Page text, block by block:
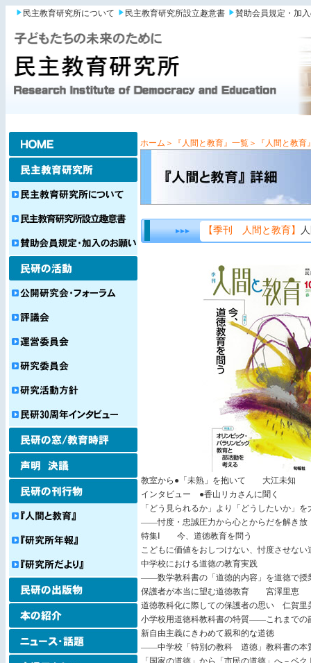
民主教育研究所について 民主教育研究所設立趣意書 賛助会員規定・加
ホーム ＞『人間と教育』一覧 ＞『人間と教育
【季刊 人間と教育】
教室から●「未熟」を抱いて 大江未知
インタビュー ●香山リカさんに聞く
「どう見られるか」より「どうしたいか」を
――忖度・忠誠圧力から心とからだを解
特集Ⅰ 今、道徳教
こどもに価値をおしつけない、忖度させな
中学校における道徳の教育実践
――数学教科書の「道徳的内容」を道徳で
保護者が本当に望む道徳教育 宮澤里恵
道徳教科化に際しての保護者の思い 仁賀
小学校用道徳科教科書の特質――これまで
新自由主義にきわめて親和的な道徳
――中学校「特別の教科 道徳」教科書の
「国家の道徳」から「市民の道徳」へ－ベ